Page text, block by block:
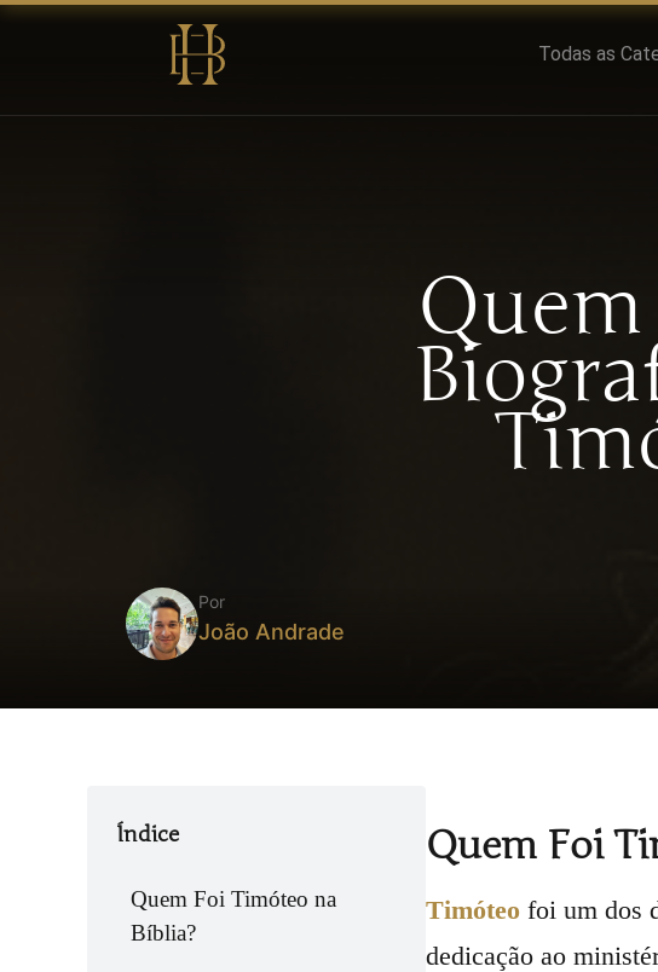
Todas as
Por
João Andrade
Índice
Quem Foi Timóteo na
Bíblia?
Quem Foi
Timóteo foi um dos
dedicação ao